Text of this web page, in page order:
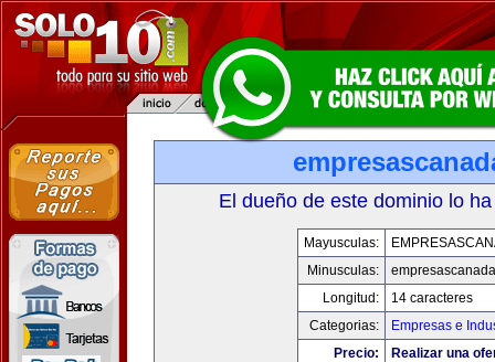
El dueño de este dominio lo
Mayusculas:
Minusculas:
Longitud:
14 caracteres
Categorias:
Empresas e
Precio:
Realizar una